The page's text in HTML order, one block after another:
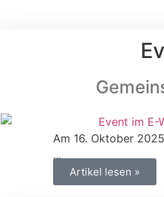
Am 16. Oktober
...
Artikel lesen »